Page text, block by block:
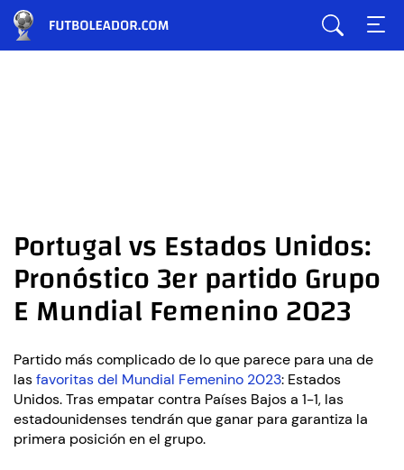
Portugal vs Estados Unidos:
Pronóstico 3er partido Grupo
E Mundial Femenino 2023
Partido más complicado de lo que parece para una de
lasfavoritas del Mundial Femenino 2023: Estados
Unidos. Tras empatar contra Países Bajos a 1-1, las
estadounidenses tendrán que ganar para garantiza la
primera posición en el grupo.